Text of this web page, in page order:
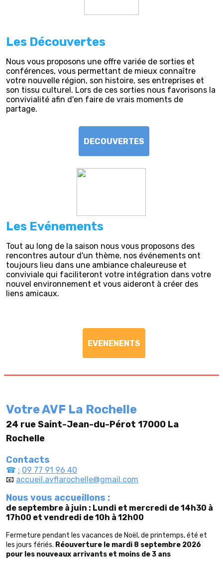
Les Découvertes
Nous vous proposons une offre variée de sorties et
conférences, vous permettant de mieux connaître
votre nouvelle région, son histoire, ses entreprises et
son tissu culturel. Lors de ces sorties nous favorisons la
convivialité afin d'en faire de vrais moments de
partage.
DECOUVERTES
Les Evénements
Tout au long de la saison nous vous proposons des
rencontres autour d'un thème, nos événements ont
toujours lieu dans une ambiance chaleureuse et
conviviale qui faciliteront votre intégration dans votre
nouvel environnement et vous aideront à créer des
liens amicaux.
EVENENENTS
Votre AVF La Rochelle
24 rue Saint-Jean-du-Pérot 17000 La
Rochelle
Contacts
☎ : 09 77 91 96 40
📧 accueil.avflarochelle@gmail.com
Nous vous accueillons :
de septembre à juin : Lundi et mercredi de 14h30 à
17h00 et vendredi de 10h à 12h00
Fermeture pendant les vacances de Noël, de printemps, été et
les jours fériés. Réouverture le mardi 8 septembre 2026
pour les nouveaux arrivants et moins de 3 ans